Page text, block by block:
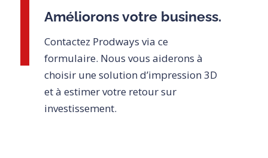
Améliorons votre business.
Contactez Prodways via ce
formulaire. Nous vous aiderons à
choisir une solution d’impression 3D
et à estimer votre retour sur
investissement.